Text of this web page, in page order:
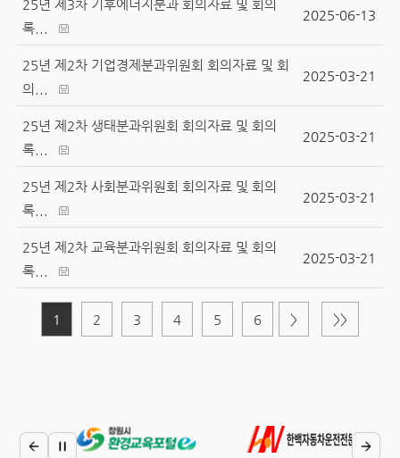
25년 제3차 기후에너지분과 회의자료 및 회의
록...
2025-06-13
25년 제2차 기업경제분과위원회 회의자료 및 회
의...
2025-03-21
25년 제2차 생태분과위원회 회의자료 및 회의
록...
2025-03-21
25년 제2차 사회분과위원회 회의자료 및 회의
록...
2025-03-21
25년 제2차 교육분과위원회 회의자료 및 회의
록...
2025-03-21
1 2 3 4 5 6 > >>